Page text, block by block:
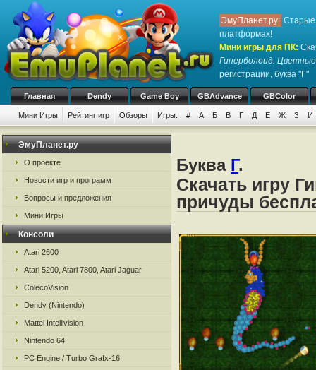
ЭмуПланет.ру: Старые
платформах!
Мини игры для ПК:
Гиперболоид.
регистрации, буква "Г"
Главная Dendy Game Boy GBAdvance GBColor
Мини Игры Рейтинг игр Обзоры Игры: # А Б В Г Д Е Ж З И
ЭмуПланет.ру
О проекте
Новости игр и программ
Вопросы и предложения
Мини Игры
Консоли
Atari 2600
Atari 5200, Atari 7800, Atari Jaguar
ColecoVision
Dendy (Nintendo)
Mattel Intellivision
Nintendo 64
PC Engine / Turbo Grafx-16
Буква Г.
Скачать игру
причуды